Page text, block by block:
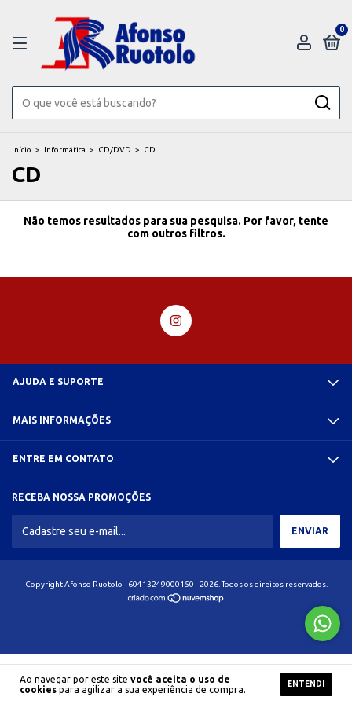
0
Ao navegar por este site você aceita o uso de
cookies para agilizar a sua experiência de compra.
ENTENDI
Início > Informática > CD/DVD > CD
CD
Não temos resultados para sua pesquisa. Por favor, tente
com outros filtros.
AJUDA E SUPORTE
MAIS INFORMAÇÕES
ENTRE EM CONTATO
RECEBA NOSSA PROMOÇÕES
Copyright Afonso Ruotolo - 60413249000150 - 2026. Todos os direitos reservados.